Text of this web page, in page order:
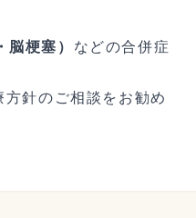
梗塞） などの合併症
針のご相談をお勧め